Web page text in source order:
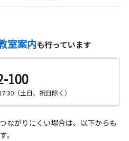
室案内も行っています
100
（土日、祝日除く）
ながりにくい場合は、以下からも
。